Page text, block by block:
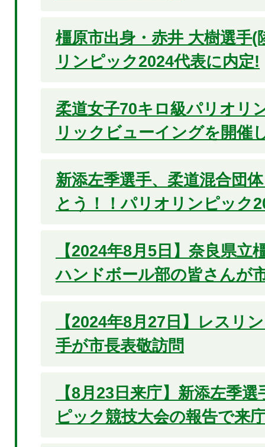
橿原市出身・赤井 大樹選手
リンピック2024代表に内定!
柔道女子70キロ級パリオリ
リックビューイングを開催
新添左季選手、柔道混合団
とう！！パリオリンピック
【2024年8月5日】奈良県立
ハンドボール部の皆さんが
【2024年8月27日】レスリ
手が市長表敬訪問
【8月23日来庁】新添左季
ピック競技大会の報告で来